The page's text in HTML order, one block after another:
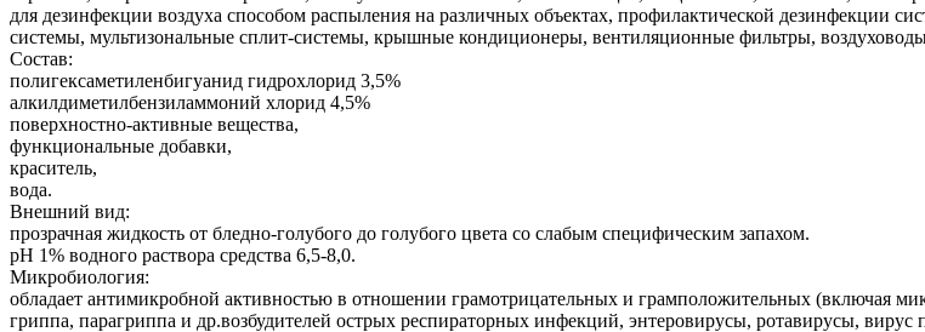
для дезинфекции воздуха способом распыления на различных объектах, профилактической дезинфекции
системы, мультизональные сплит-системы, крышные кондиционеры, вентиляционные фильтры,
Состав:
полигексаметиленбигуанид гидрохлорид 3,5%
алкилдиметилбензиламмоний хлорид 4,5%
поверхностно-активные вещества,
функциональные добавки,
краситель,
вода.
Внешний вид:
прозрачная жидкость от бледно-голубого до голубого цвета со слабым специфическим запахом.
рН 1% водного раствора средства 6,5-8,0.
Микробиология:
обладает антимикробной активностью в отношении грамотрицательных и грамположительных (включая
гриппа, парагриппа и др.возбудителей острых респираторных инфекций, энтеровирусы, ротавирусы,